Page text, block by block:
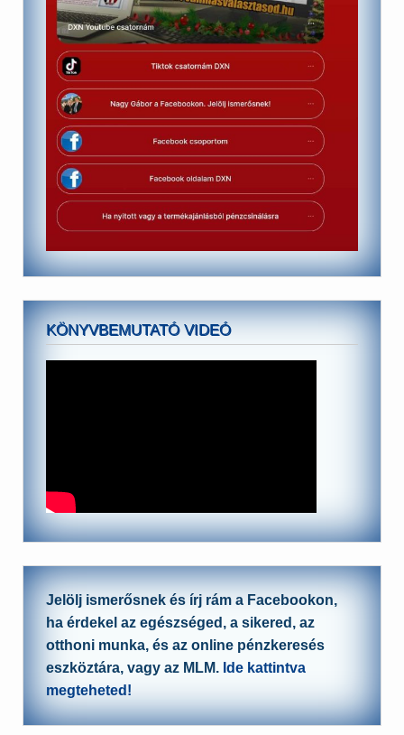
KÖNYVBEMUTATÓ VIDEÓ
Jelölj ismerősnek és írj rám a Facebookon,
ha érdekel az egészséged, a sikered, az
otthoni munka, és az online pénzkeresés
eszköztára, vagy az MLM. Ide kattintva
megteheted!